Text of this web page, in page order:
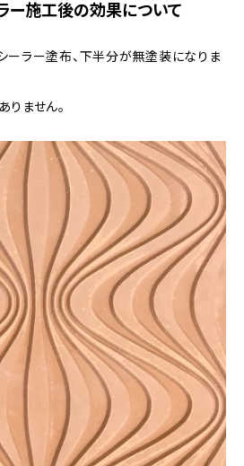
ー施工後の効果について
ーラー塗布、下半分が無塗装になりま
りません。